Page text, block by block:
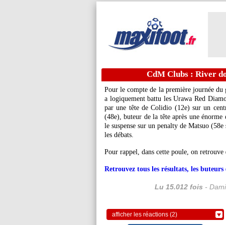
CdM Clubs : River
Pour le compte de la première journée
a logiquement battu les Urawa Red
par une tête de Colidio (12e) sur un
(48e), buteur de la tête après une
le suspense sur un penalty de Matsuo
les débats.
Pour rappel, dans cette poule, on
Retrouvez tous les résultats, les
Lu 15.012 fois -
afficher les réactions (2)